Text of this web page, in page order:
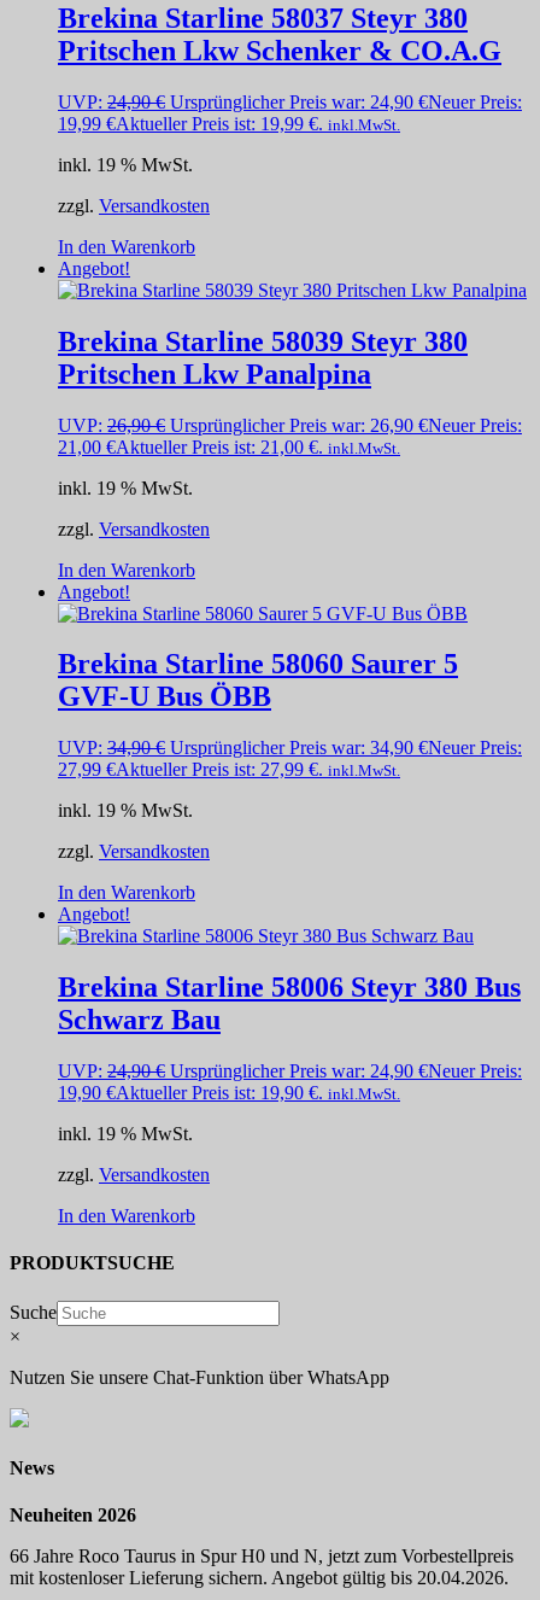
Brekina Starline 58037 Steyr 380
Pritschen Lkw Schenker & CO.A.G
UVP: 24,90€ Ursprünglicher Preis war: 24,90 €Neuer Preis:
19,99 €Aktueller Preis ist: 19,99 €. inkl.MwSt.
inkl. 19 % MwSt.
zzgl. Versandkosten
In den Warenkorb
Angebot!
Brekina Starline 58039 Steyr 380
Pritschen Lkw Panalpina
UVP: 26,90€ Ursprünglicher Preis war: 26,90 €Neuer Preis:
21,00 €Aktueller Preis ist: 21,00 €. inkl.MwSt.
inkl. 19 % MwSt.
zzgl. Versandkosten
In den Warenkorb
Angebot!
Brekina Starline 58060 Saurer 5
GVF-U Bus ÖBB
UVP: 34,90€ Ursprünglicher Preis war: 34,90 €Neuer Preis:
27,99 €Aktueller Preis ist: 27,99 €. inkl.MwSt.
inkl. 19 % MwSt.
zzgl. Versandkosten
In den Warenkorb
Angebot!
Brekina Starline 58006 Steyr 380 Bus
Schwarz Bau
UVP: 24,90€ Ursprünglicher Preis war: 24,90 €Neuer Preis:
19,90 €Aktueller Preis ist: 19,90 €. inkl.MwSt.
inkl. 19 % MwSt.
zzgl. Versandkosten
In den Warenkorb
PRODUKTSUCHE
Suche
×
Nutzen Sie unsere Chat-Funktion über WhatsApp
News
Neuheiten 2026
66 Jahre Roco Taurus in Spur H0 und N, jetzt zum Vorbestellpreis
mit kostenloser Lieferung sichern. Angebot gültig bis 20.04.2026.